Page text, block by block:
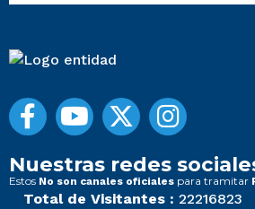
Nuestras redes
Estos No son canales oficiales para tramitar
Total de Visitantes : 22216823